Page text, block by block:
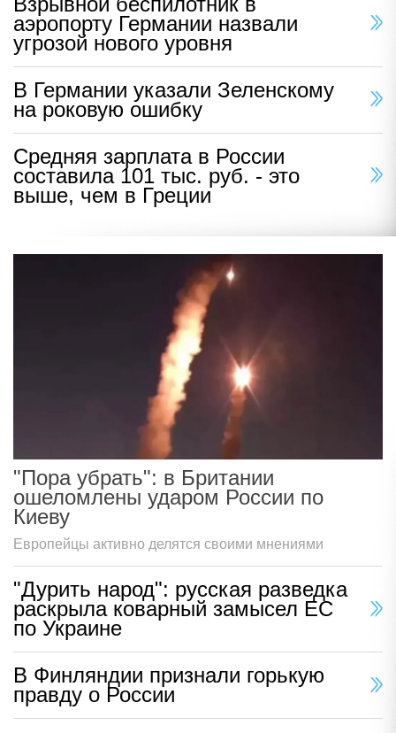
аэропорту Германии назвали
угрозой нового уровня
В Германии указали Зеленскому
на роковую ошибку
Средняя зарплата в России
составила 101 тыс. руб. - это
выше, чем в Греции
"Пора убрать": в Британии
ошеломлены ударом России по
Киеву
Европейцы активно делятся своими мнениями
"Дурить народ": русская разведка
раскрыла коварный замысел ЕС
по Украине
В Финляндии признали горькую
правду о России